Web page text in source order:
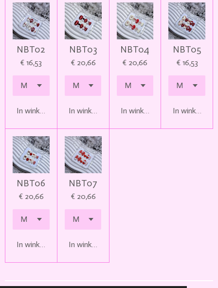
NBT02
€ 16,53
In winkelwagen
NBT03
€ 20,66
In winkelwagen
NBT04
€ 20,66
In winkelwagen
NBT05
€ 16,53
In
NBT06
€ 20,66
In winkelwagen
NBT07
€ 20,66
In winkelwagen